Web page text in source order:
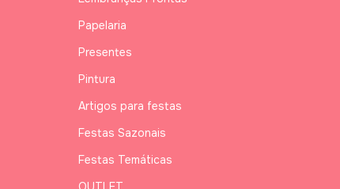
Papelaria
Presentes
Pintura
Artigos para festas
Festas Sazonais
Festas Temáticas